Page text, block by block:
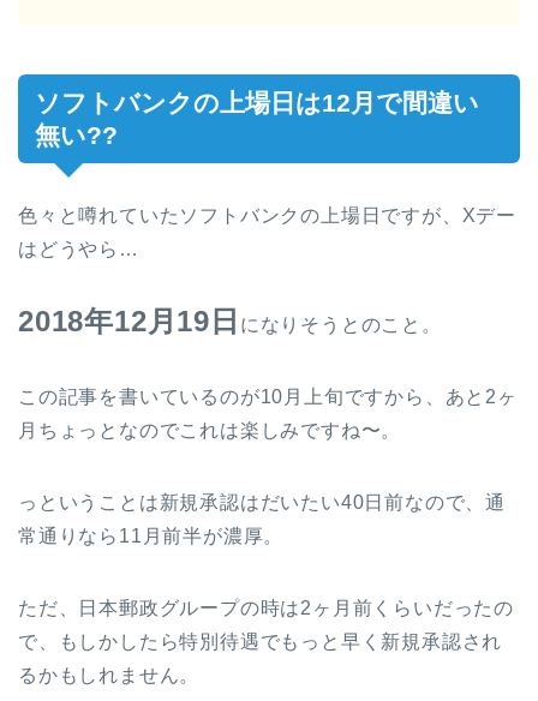
ソフトバンクの上場日は12月で間違い
無い??
色々と噂れていたソフトバンクの上場日ですが、Xデー
はどうやら…
2018年12月19日 になりそうとのこと。
この記事を書いているのが10月上旬ですから、あと2ヶ
月ちょっとなのでこれは楽しみですね〜。
っということは新規承認はだいたい40日前なので、通
常通りなら11月前半が濃厚。
ただ、日本郵政グループの時は2ヶ月前くらいだったの
で、もしかしたら特別待遇でもっと早く新規承認され
るかもしれません。